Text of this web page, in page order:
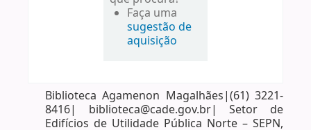
Faça uma
sugestão de
aquisição
Biblioteca Agamenon Magalhães|(61) 3221-
8416| biblioteca@cade.gov.br| Setor de
Edifícios de Utilidade Pública Norte – SEPN,